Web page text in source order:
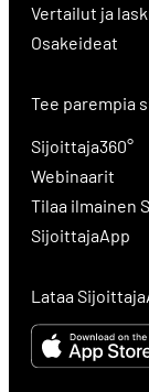
Vertailut ja
Osakeideat
Tee parempia
Sijoittaja360°
Webinaarit
Tilaa ilmainen
SijoittajaApp
Lataa